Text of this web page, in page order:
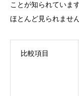
ことが知られていま
ほとんど見られません
比較項目